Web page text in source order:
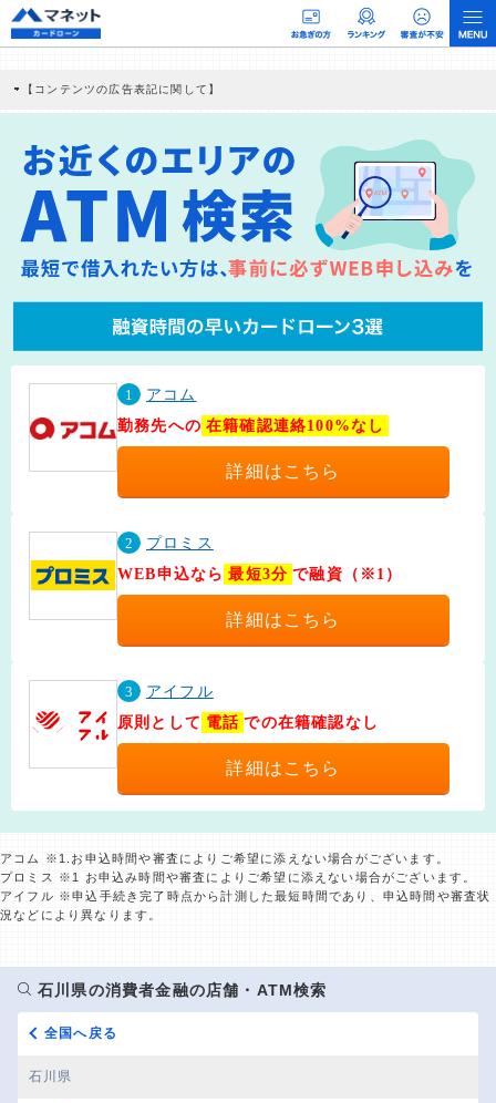
【コンテンツの広告表記に関して】
社に対して企業から紹介報酬が支払われるという収益モデルです。 ただし、特定の
商品を根拠なくPRするものではなく、当編集部の調査／ユーザーへの口コミ収集な
どに基づき、公平性を担保した情報提供を行っています。
>提携企業一覧
1
アコム
勤務先への 在籍確認連絡100%なし
詳細はこちら
2
プロミス
WEB申込なら 最短3分 で融資（※1）
詳細はこちら
3
アイフル
原則として 電話 での在籍確認なし
詳細はこちら
アコム ※1.お申込時間や審査によりご希望に添えない場合がございます。
プロミス ※1 お申込み時間や審査によりご希望に添えない場合がございます。
アイフル ※申込手続き完了時点から計測した最短時間であり、申込時間や審査状
況などにより異なります。
石川県の消費者金融の店舗・ATM検索
全国へ戻る
石川県